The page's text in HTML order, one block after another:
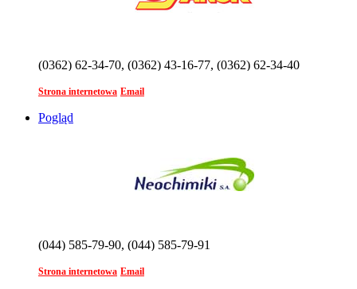
(0362) 62-34-70, (0362) 43-16-77, (0362) 62-34-40
Strona internetowa Email
Pogląd
(044) 585-79-90, (044) 585-79-91
Strona internetowa Email